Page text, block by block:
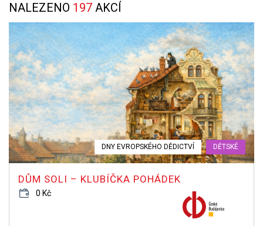
NALEZENO 197 AKCÍ
DNY EVROPSKÉHO DĚDICTVÍ DĚTSKÉ
DŮM SOLI – KLUBÍČKA POHÁDEK
0 Kč